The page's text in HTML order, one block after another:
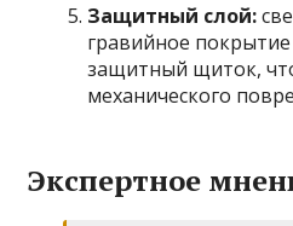
Защитный слой:
гравийное
защитный щиток,
механического
Экспертное